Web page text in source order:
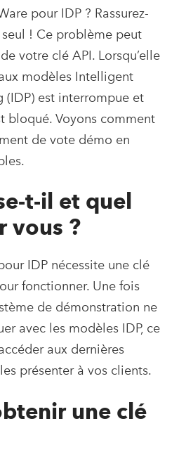
pour IDP ? Rassurez-
seul ! Ce problème peut
votre clé API. Lorsqu’elle
modèles Intelligent
(IDP) est interrompue et
bloqué. Voyons comment
de vote démo en
t-il et quel
vous ?
IDP nécessite une clé
fonctionner. Une fois
de démonstration ne
avec les modèles IDP, ce
aux dernières
présenter à vos clients.
une clé